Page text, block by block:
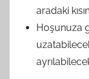
aradaki
Hoşunuza